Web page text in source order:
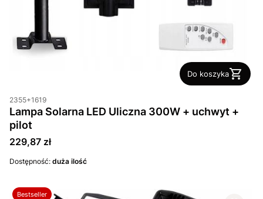
Do koszyka
2355+1619
Lampa Solarna LED Uliczna 300W + uchwyt +
pilot
Cena
229,87 zł
Dostępność: duża ilość
Bestseller